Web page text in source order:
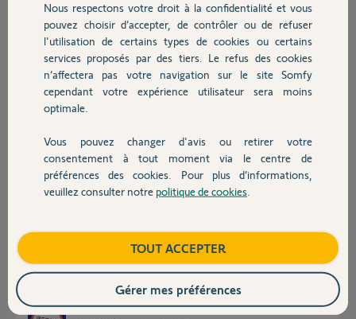
Chauffage
Autres produits
Devis avec un pro
Contact
téléphone utilisé (testé sur 3 téléphones, 2 android et un iPhone)
Que puis-je faire pour que l'application fonctionne comme attendu ?
Merci d'avance.
il y a plus de 3 ans
Participer au fil de discussion
Réponses
Votre box internet ne laisse passer que le flux sortant du Link.
Rebootez votre box internet et tout va rentrer dans l'ordre
Nous respectons votre droit à la confidentialité et vous
pouvez choisir d’accepter, de contrôler ou de refuser
l'utilisation de certains types de cookies ou certains
services proposés par des tiers. Le refus des cookies
n’affectera pas votre navigation sur le site Somfy
cependant votre expérience utilisateur sera moins
optimale.
Vous pouvez changer d'avis ou retirer votre
consentement à tout moment via le centre de
préférences des cookies. Pour plus d’informations,
veuillez consulter notre politique de cookies
TOUT ACCEPTER
Gérer mes préférences